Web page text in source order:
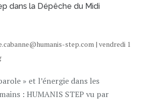
dans la Dépêche du Midi
step.com | vendredi 1
» et l’énergie dans les
: HUMANIS STEP vu par